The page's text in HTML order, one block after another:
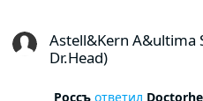
Astell&Kern A&ultima
Dr.Head)
Россъответил